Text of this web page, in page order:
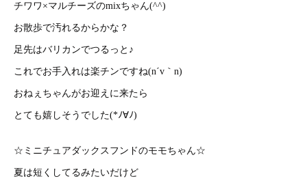
チワワ×マルチーズのmixちゃん(^^)
お散歩で汚れるからかな？
足先はバリカンでつるっと♪
これでお手入れは楽チンですね(n´v｀n)
おねぇちゃんがお迎えに来たら
とても嬉しそうでした(*ﾉ∀ﾉ)
☆ミニチュアダックスフンドのモモちゃん☆
夏は短くしてるみたいだけど